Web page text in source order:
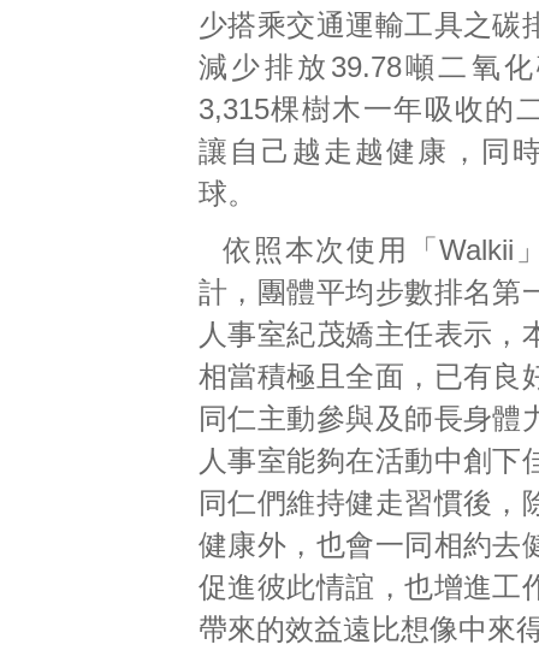
少搭乘交通運輸工具之碳
減少排放39.78噸二氧
3,315棵樹木一年吸收的
讓自己越走越健康，同
球。
依照本次使用「Walkii
計，團體平均步數排名第
人事室紀茂嬌主任表示，
相當積極且全面，已有良
同仁主動參與及師長身體
人事室能夠在活動中創下
同仁們維持健走習慣後，
健康外，也會一同相約去
促進彼此情誼，也增進工
帶來的效益遠比想像中來